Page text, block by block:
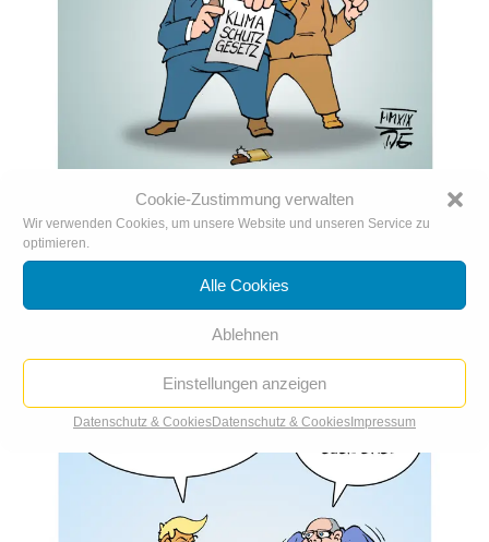
Cookie-Zustimmung verwalten
Wir verwenden Cookies, um unsere Website und unseren Service zu
optimieren.
Alle Cookies
Ablehnen
Einstellungen anzeigen
Datenschutz & CookiesDatenschutz & Cookies Impressum
Klimaschutzgesetz